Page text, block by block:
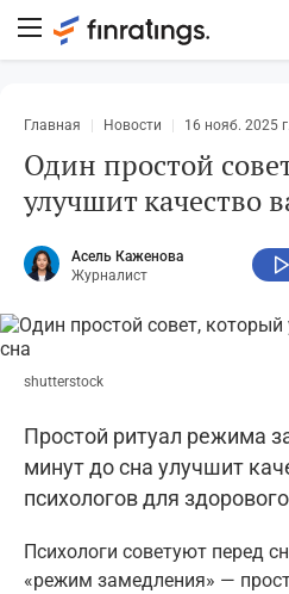
Главная Новости 16 нояб. 2025
Один простой
улучшит качество
Асель Каженова
Журналист
shutterstock
Простой ритуал режима
минут до сна улучшит
психологов для
Психологи советуют перед
«режим замедления» —